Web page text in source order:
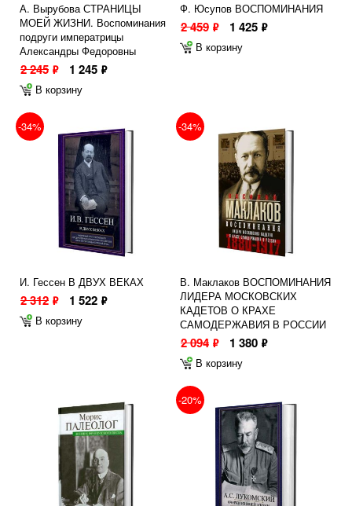
А. Вырубова СТРАНИЦЫ
МОЕЙ ЖИЗНИ. Воспоминания
подруги императрицы
Александры Федоровны
2 245 ф 1 245 ф
В корзину
Ф. Юсупов ВОСПОМИНАНИЯ
2 459 ф 1 425 ф
В корзину
-34%
И. Гессен В ДВУХ ВЕКАХ
2 312 ф 1 522 ф
В корзину
-34%
В. Маклаков ВОСПОМИНАНИЯ
ЛИДЕРА МОСКОВСКИХ
КАДЕТОВ О КРАХЕ
САМОДЕРЖАВИЯ В РОССИИ
2 094 ф 1 380 ф
В корзину
-20%